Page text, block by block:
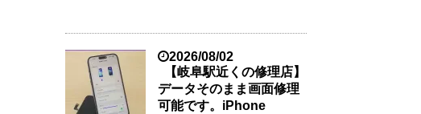
2026/08/02
【岐阜駅近くの修理店】
データそのまま画面修理
可能です。iPhone